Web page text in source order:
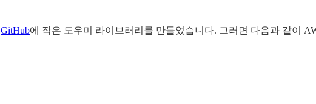
GitHub에 작은 도우미 라이브러리를 만들었습니다. 그러면 다음과 같이